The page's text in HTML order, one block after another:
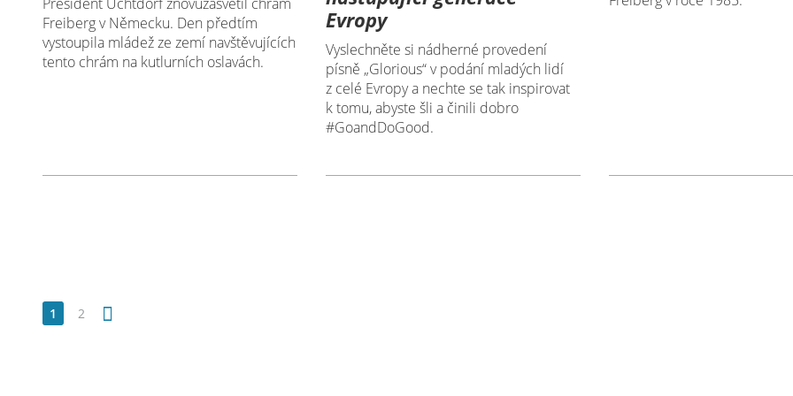
President Uchtdorf znovuzasvětil chrám
Freiberg v Německu. Den předtím
vystoupila mládež ze zemí navštěvujících
tento chrám na kutlurních oslavách.
Evropy
Vyslechněte si nádherné provedení
písně „Glorious“ v podání mladých lidí
z celé Evropy a nechte se tak inspirovat
k tomu, abyste šli a činili dobro
#GoandDoGood.
1 2